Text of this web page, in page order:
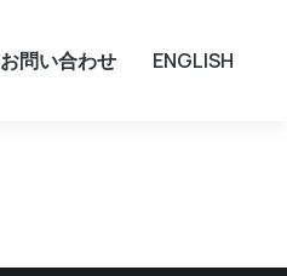
お問い合わせ ENGLISH